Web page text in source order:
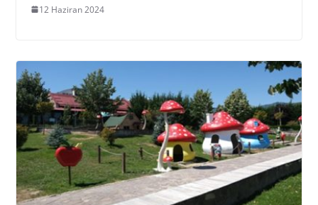
12 Haziran 2024